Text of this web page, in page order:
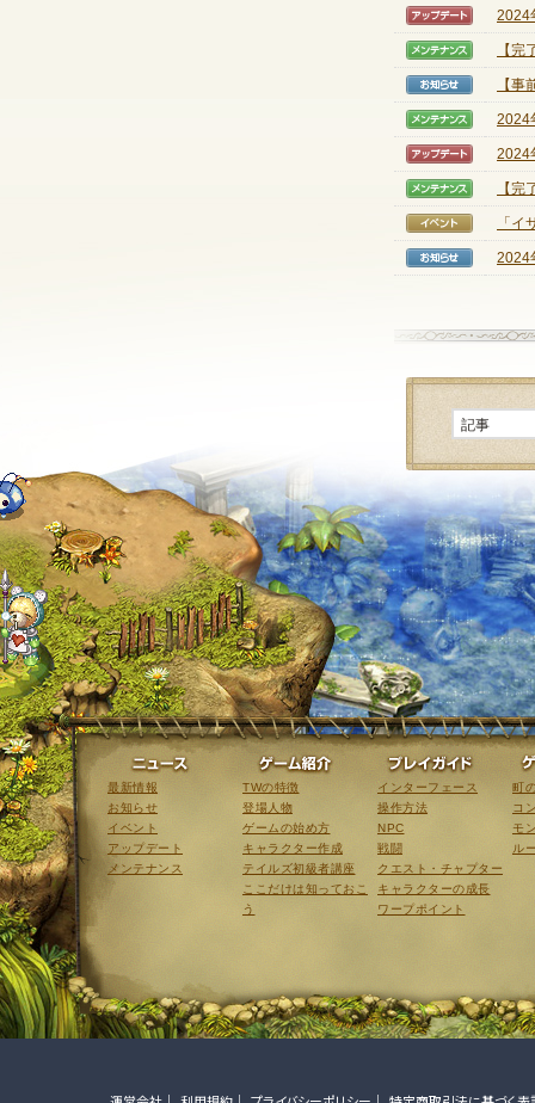
【ア
2024
【メ
【
【お
【
【メ
2024
【ア
2024
【メ
【
【イ
「
【お
2024
ニュース
最新情報
お知らせ
イベント
アップデート
メンテナンス
ゲーム紹介
TWの特徴
登場人物
ゲームの始め方
キャラクター作成
テイルズ初級者講座
ここだけは知っておこ
う
インターフェース
操作方法
NPC
戦闘
クエスト・チャプター
キャラクターの成長
ワープポイント
町
コ
モ
ル